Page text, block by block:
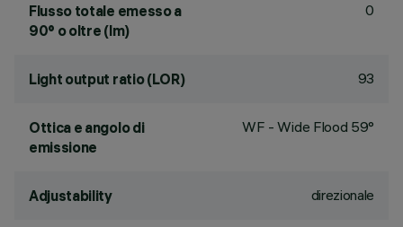
Flusso totale emesso a
90° o oltre (lm)
0
Light output ratio (LOR) 93
Ottica e angolo di
emissione
WF - Wide Flood 59°
Adjustability direzionale